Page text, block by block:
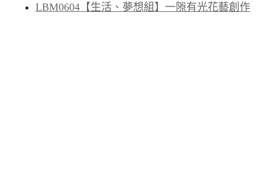
LBM0604【生活、夢想組】一隙有光花藝創作